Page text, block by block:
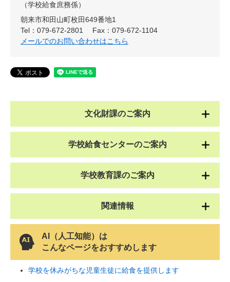
学校給食庶務係
朝来市和田山町枚田649番地1
Tel：079-672-2801
Fax：079-672-1104
メールでのお問い合わせはこちら
文化財課のご案内
学校給食センターのご案内
学校教育課のご案内
関連情報
AI（人工知能）は
こんなページをおすすめします
学校を休みがちな児童生徒に給食を提供します